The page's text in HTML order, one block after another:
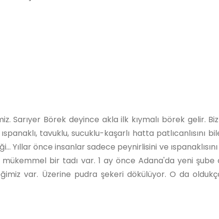
Sarıyer Börek deyince akla ilk kıymalı börek gelir.
tavuklu, sucuklu-kaşarlı hatta patlıcanlısını
Yıllar önce insanlar sadece peynirlisini ve
mükemmel bir tadı var. 1 ay önce Adana'da yeni şube
var. Üzerine pudra şekeri dökülüyor. O da